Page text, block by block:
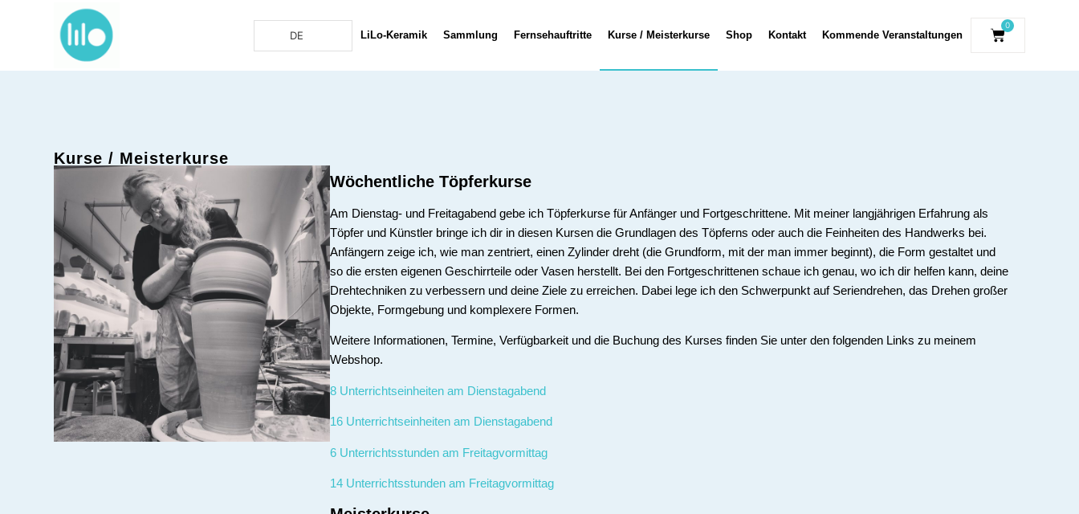
DE LiLo-Keramik Sammlung Fernsehauftritte Kurse / Meisterkurse Shop Kontakt Kommende Veranstaltungen
0
Kurse / Meisterkurse
Wöchentliche Töpferkurse
Am Dienstag- und Freitagabend gebe ich Töpferkurse für Anfänger und Fortgeschrittene. Mit meiner langjährigen Erfahrung als
Töpfer und Künstler bringe ich dir in diesen Kursen die Grundlagen des Töpferns oder auch die Feinheiten des Handwerks bei.
Anfängern zeige ich, wie man zentriert, einen Zylinder dreht (die Grundform, mit der man immer beginnt), die Form gestaltet und
so die ersten eigenen Geschirrteile oder Vasen herstellt. Bei den Fortgeschrittenen schaue ich genau, wo ich dir helfen kann, deine
Drehtechniken zu verbessern und deine Ziele zu erreichen. Dabei lege ich den Schwerpunkt auf Seriendrehen, das Drehen großer
Objekte, Formgebung und komplexere Formen.
Weitere Informationen, Termine, Verfügbarkeit und die Buchung des Kurses finden Sie unter den folgenden Links zu meinem
Webshop.
8 Unterrichtseinheiten am Dienstagabend
16 Unterrichtseinheiten am Dienstagabend
6 Unterrichtsstunden am Freitagvormittag
14 Unterrichtsstunden am Freitagvormittag